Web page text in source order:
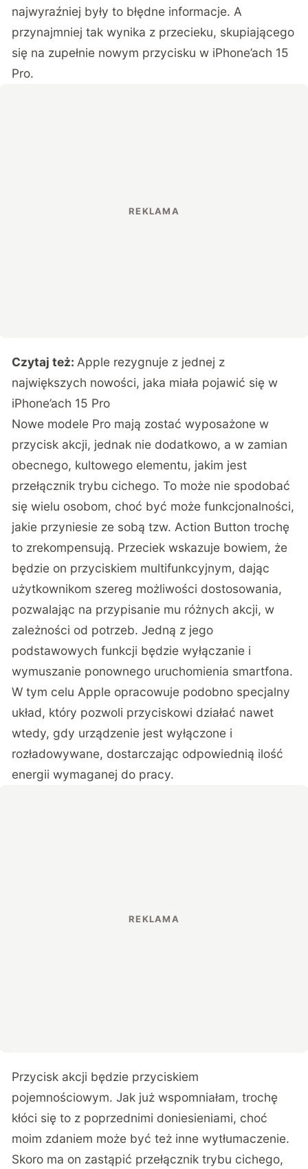
najwyraźniej były to błędne informacje. A
przynajmniej tak wynika z przecieku, skupiającego
się na zupełnie nowym przycisku w iPhone’ach 15
Pro.
Czytaj też: Apple rezygnuje z jednej z
największych nowości, jaka miała pojawić się w
iPhone’ach 15 Pro
Nowe modele Pro mają zostać wyposażone w
przycisk akcji, jednak nie dodatkowo, a w zamian
obecnego, kultowego elementu, jakim jest
przełącznik trybu cichego. To może nie spodobać
się wielu osobom, choć być może funkcjonalności,
jakie przyniesie ze sobą tzw. Action Button trochę
to zrekompensują. Przeciek wskazuje bowiem, że
będzie on przyciskiem multifunkcyjnym, dając
użytkownikom szereg możliwości dostosowania,
pozwalając na przypisanie mu różnych akcji, w
zależności od potrzeb. Jedną z jego
podstawowych funkcji będzie wyłączanie i
wymuszanie ponownego uruchomienia smartfona.
W tym celu Apple opracowuje podobno specjalny
układ, który pozwoli przyciskowi działać nawet
wtedy, gdy urządzenie jest wyłączone i
rozładowywane, dostarczając odpowiednią ilość
energii wymaganej do pracy.
Przycisk akcji będzie przyciskiem
pojemnościowym. Jak już wspomniałam, trochę
kłóci się to z poprzednimi doniesieniami, choć
moim zdaniem może być też inne wytłumaczenie.
Skoro ma on zastąpić przełącznik trybu cichego,